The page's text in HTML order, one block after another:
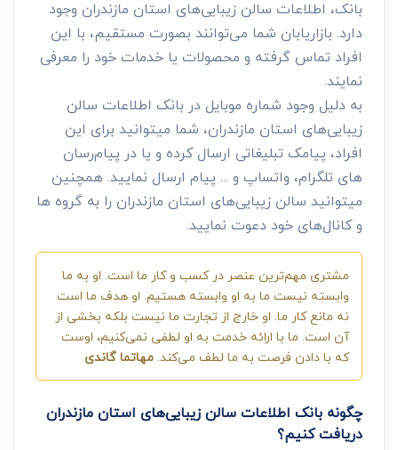
بانک، اطلاعات سالن زیبایی‌های استان مازندران وجود
دارد. بازاریابان شما می‌توانند بصورت مستقیم، با این
افراد تماس گرفته و محصولات یا خدمات خود را معرفی
نمایند.
به دلیل وجود شماره موبایل در بانک اطلاعات سالن
زیبایی‌های استان مازندران، شما میتوانید برای این
افراد، پیامک تبلیغاتی ارسال کرده و یا در پیام‌رسان
های تلگرام، واتساپ و ... پیام ارسال نمایید. همچنین
میتوانید سالن زیبایی‌های استان مازندران را به گروه ها
و کانال‌های خود دعوت نمایید.
مشتری مهم‌ترین عنصر در کسب و کار ما است. او به ما
وابسته نیست ما به او وابسته هستیم. او هدف ما است
نه مانع کار ما. او خارج از تجارت ما نیست بلکه بخشی از
آن است. ما با ارائه خدمت به او لطفی نمی‌کنیم، اوست
که با دادن فرصت به ما لطف می‌کند. مهاتما گاندی
چگونه بانک اطلاعات سالن زیبایی‌های استان مازندران
دریافت کنیم؟